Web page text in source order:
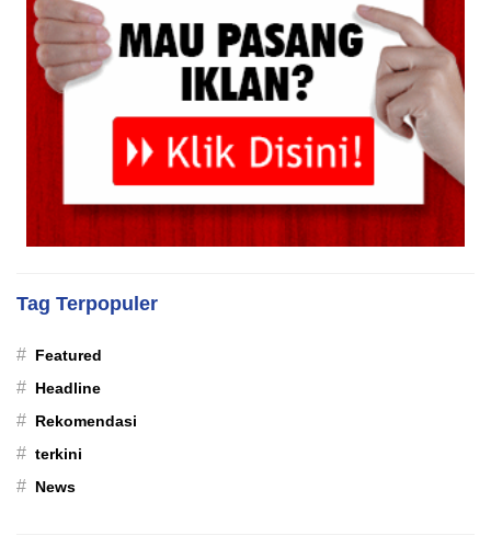
Tag Terpopuler
# Featured
# Headline
# Rekomendasi
# terkini
# News